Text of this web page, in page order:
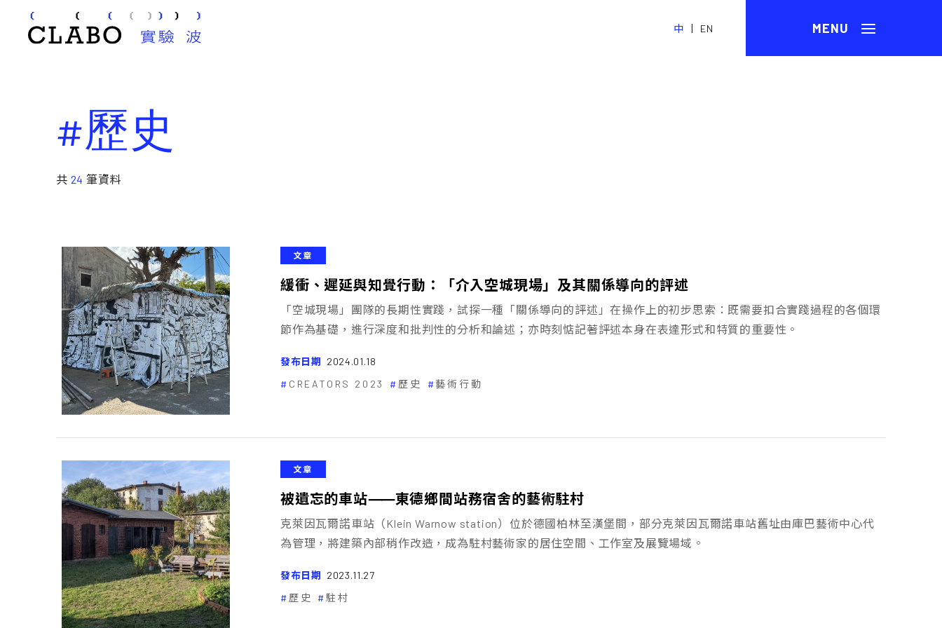
中 | EN
#歷史
共 24筆資料
文章
緩衝、遲延與知覺行動：「介入空城現場」及其關係導向的評述
「空城現場」團隊的長期性實踐，試探一種「關係導向的評述」在操作上的初步思索：既需要扣合實踐過程的各個環
節作為基礎，進行深度和批判性的分析和論述；亦時刻惦記著評述本身在表達形式和特質的重要性。
發布日期 2024.01.18
CREATORS 2023
歷史 藝術行動
文章
被遺忘的車站⸺東德鄉間站務宿舍的藝術駐村
克萊因瓦爾諾車站（Klein Warnow station）位於德國柏林至漢堡間，部分克萊因瓦爾諾車站舊址由庫巴藝術中心代
為管理，將建築內部稍作改造，成為駐村藝術家的居住空間、工作室及展覽場域。
發布日期 2023.11.27
歷史
駐村